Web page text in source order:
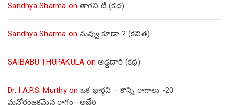
Sandhya Sharma on తాగని టీ (కథ)
Sandhya Sharma on నువ్వు కూడా..? (కవిత)
SAIBABU THUPAKULA onఅడ్డదారి (కథ)
Dr. I.A.P.S. Murthyon ఒక భార్గవి – కొన్ని రాగాలు -20
మనోరంజకమైన రాగం—అభేరి